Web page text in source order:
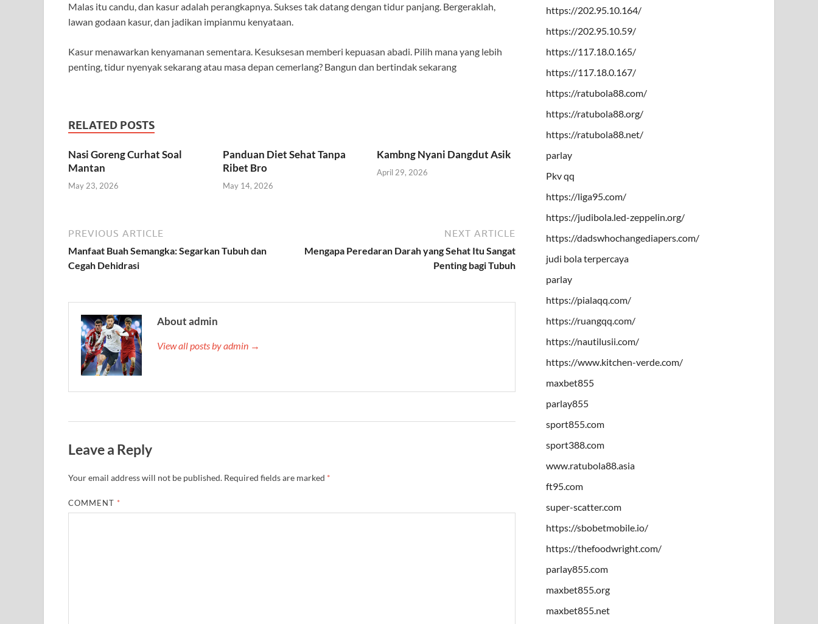
Malas itu candu, dan kasur adalah perangkapnya. Sukses tak datang dengan tidur panjang. Bergeraklah,
lawan godaan kasur, dan jadikan impianmu kenyataan.
Kasur menawarkan kenyamanan sementara. Kesuksesan memberi kepuasan abadi. Pilih mana yang lebih
penting, tidur nyenyak sekarang atau masa depan cemerlang? Bangun dan bertindak sekarang
RELATED POSTS
Nasi Goreng Curhat Soal
Mantan
May 23, 2026
Panduan Diet Sehat Tanpa
Ribet Bro
May 14, 2026
Kambng Nyani Dangdut Asik
April 29, 2026
PREVIOUS ARTICLE
Manfaat Buah Semangka: Segarkan Tubuh dan
Cegah Dehidrasi
NEXT ARTICLE
Mengapa Peredaran Darah yang Sehat Itu Sangat
Penting bagi Tubuh
About admin
View all posts by admin →
Leave a Reply
Your email address will not be published. Required fields are marked *
COMMENT *
https://202.95.10.164/
https://202.95.10.59/
https://117.18.0.165/
https://117.18.0.167/
https://ratubola88.com/
https://ratubola88.org/
https://ratubola88.net/
parlay
Pkv qq
https://liga95.com/
https://judibola.led-zeppelin.org/
https://dadswhochangediapers.com/
judi bola terpercaya
parlay
https://pialaqq.com/
https://ruangqq.com/
https://nautilusii.com/
https://www.kitchen-verde.com/
maxbet855
parlay855
sport855.com
sport388.com
www.ratubola88.asia
ft95.com
super-scatter.com
https://sbobetmobile.io/
https://thefoodwright.com/
parlay855.com
maxbet855.org
maxbet855.net